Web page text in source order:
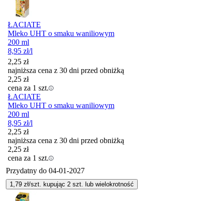
ŁACIATE
Mleko UHT o smaku waniliowym
200 ml
8,95 zł/l
2,25 zł
najniższa cena z 30 dni przed obniżką
2,25 zł
cena za 1 szt.
ŁACIATE
Mleko UHT o smaku waniliowym
200 ml
8,95 zł/l
2,25 zł
najniższa cena z 30 dni przed obniżką
2,25 zł
cena za 1 szt.
Przydatny do 04-01-2027
1,79 zł/szt. kupując 2 szt. lub wielokrotność